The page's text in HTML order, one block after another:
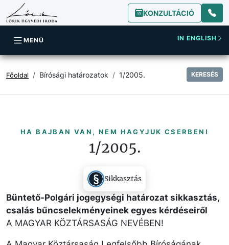
KONZULTÁCIÓ
MENÜ IN ENGLISH
Főoldal Bírósági határozatok 1/2005. KERESÉS
HA BAJBAN VAN, NEM HAGYJUK CSERBEN!
1/2005.
Sikkasztás
Büntető-Polgári jogegységi határozat sikkasztás,
csalás bűncselekményeinek egyes kérdéseiről
A MAGYAR KÖZTÁRSASÁG NEVÉBEN!